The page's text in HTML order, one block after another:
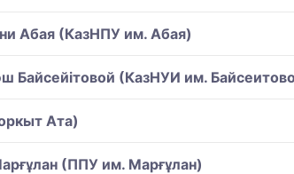
Абая (КазНПУ им. Абая)
Байсейітовой (КазНУИ им.
Ата)
(ППУ им. Марғұлан)